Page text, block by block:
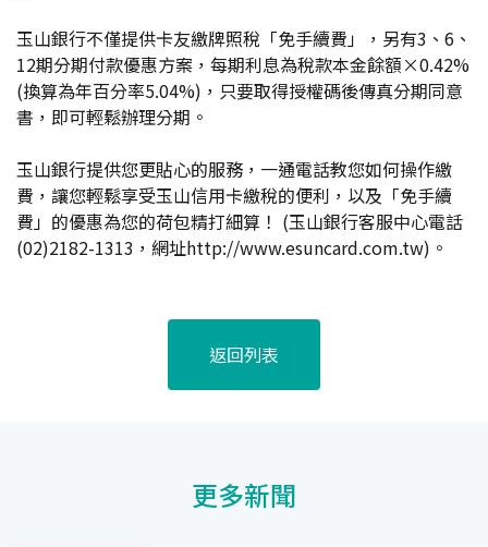
玉山銀行不僅提供卡友繳牌照稅「免手續費」，另有3、6、
12期分期付款優惠方案，每期利息為稅款本金餘額×0.42%
(換算為年百分率5.04%)，只要取得授權碼後傳真分期同意
書，即可輕鬆辦理分期。
玉山銀行提供您更貼心的服務，一通電話教您如何操作繳
費，讓您輕鬆享受玉山信用卡繳稅的便利，以及「免手續
費」的優惠為您的荷包精打細算！ (玉山銀行客服中心電話
(02)2182-1313，網址http://www.esuncard.com.tw)。
返回列表
更多新聞